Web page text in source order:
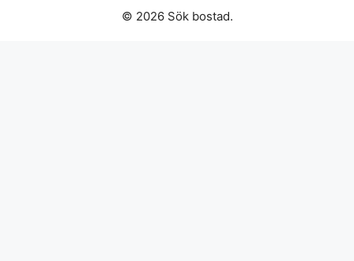
© 2026 Sök bostad.